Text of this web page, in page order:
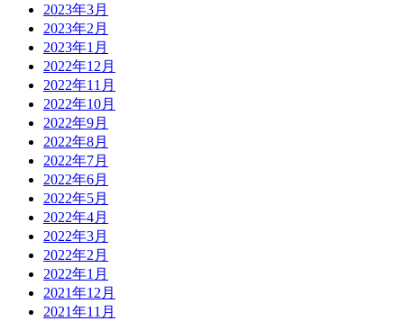
2023年3月
2023年2月
2023年1月
2022年12月
2022年11月
2022年10月
2022年9月
2022年8月
2022年7月
2022年6月
2022年5月
2022年4月
2022年3月
2022年2月
2022年1月
2021年12月
2021年11月